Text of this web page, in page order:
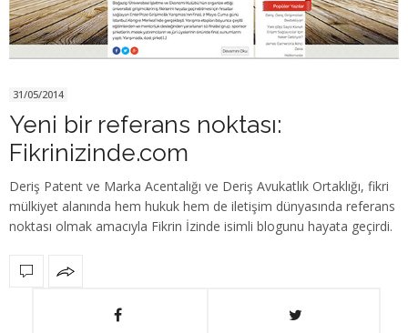
31/05/2014
Yeni bir referans noktası:
Fikrinizinde.com
Deriş Patent ve Marka Acentalığı ve Deriş Avukatlık Ortaklığı, fikri
mülkiyet alanında hem hukuk hem de iletişim dünyasında referans
noktası olmak amacıyla Fikrin İzinde isimli blogunu hayata geçirdi.